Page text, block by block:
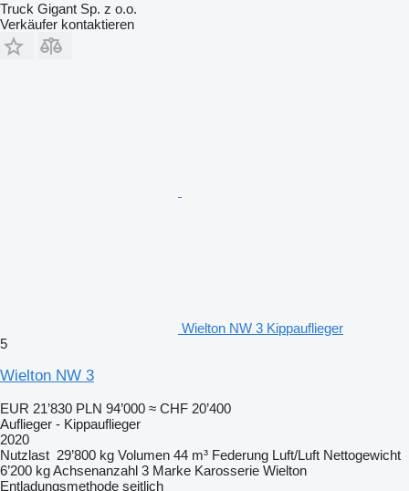
Truck Gigant Sp. z o.o.
Verkäufer kontaktieren
Wielton NW 3 Kippauflieger
5
Wielton NW 3
EUR 21’830 PLN 94’000 ≈ CHF 20’400
Auflieger - Kippauflieger
2020
Nutzlast 29’800 kg Volumen 44 m³ Federung Luft/Luft Nettogewicht
6’200 kgAchsenanzahl 3 Marke Karosserie Wielton
Entladungsmethode seitlich